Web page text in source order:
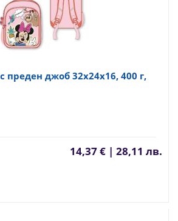
преден джоб 32x24x16, 400 г,
14,37 € | 28,11 лв.